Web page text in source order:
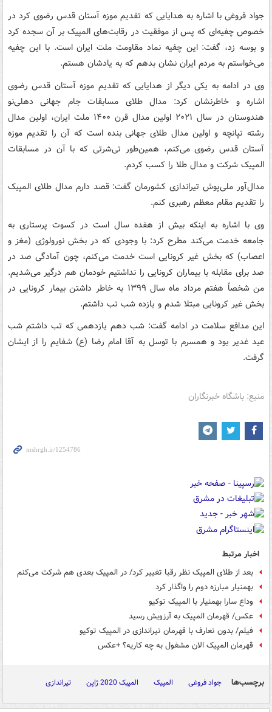
جواد فروغی با اشاره به هدایایی که تقدیم موزه آستان قدس رضوی کرد در
خصوص چفیه‌ای که پس از موفقیت در رقابت‌های المپیک بر آن سجده کرد
و بوسه زد، گفت: این چفیه نماد مقاومت ملت ایران است. با این چفیه
می‌خواستم به مردم ایران نشان بدهم که به یادشان هستم.
وی در ادامه به یکی دیگر از هدایایی که تقدیم موزه آستان قدس رضوی
اشاره و خاطرنشان کرد: مدال طلای مسابقات جام جهانی دهلی‌نو
هندوستان در سال ۲۰۲۱ اولین مدال قرن ۱۴۰۰ ملت ایران، اولین مدال
رشته تپانچه و اولین مدال طلای جهانی بنده است که آن را تقدیم موزه
آستان قدس رضوی می‌کنم، همین‌طور تی‌شرتی که با آن در مسابقات
المپیک شرکت و مدال طلا را کسب کردم.
مدال‌آور ملی‌پوش تیراندازی کشورمان گفت: قصد دارم مدال طلای المپیک
را تقدیم مقام معظم رهبری کنم.
وی با اشاره به اینکه بیش از هفده سال است در کسوت پرستاری به
جامعه خدمت می‌کند مطرح کرد: با وجودی که در بخش نورولوژی (مغز و
اعصاب) که بخش غیر کرونایی است خدمت می‌کنم، چون آمادگی صد در
صد برای مقابله با بیماران کرونایی را نداشتیم خودمان هم درگیر می‌شدیم.
من شخصاً هفتم مرداد ماه سال ۱۳۹۹ به خاطر داشتن بیمار کرونایی در
بخش غیر کرونایی مبتلا شدم و یازده شب تب داشتم.
این مدافع سلامت در ادامه گفت: شب دهم یازدهمی که تب داشتم شب
عید غدیر بود و همسرم با توسل به آقا امام رضا (ع) شفایم را از ایشان
گرفت.
منبع: باشگاه خبرنگاران
اخبار مرتبط
بعد از طلای المپیک نظر رقبا تغییر کرد/ در المپیک بعدی هم شرکت می‌کنم
بهمنیار مبارزه دوم را واگذار کرد
وداع سارا بهمنیار با المپیک توکیو
عکس/ قهرمان المپیک به آرزویش رسید
فیلم/ بدون تعارف با قهرمان تیراندازی در المپیک توکیو
قهرمان المپیک الان مشغول به چه کاریه؟ +عکس
برچسب‌ها جواد فروغی المپیک المپیک 2020 ژاپن تیراندازی